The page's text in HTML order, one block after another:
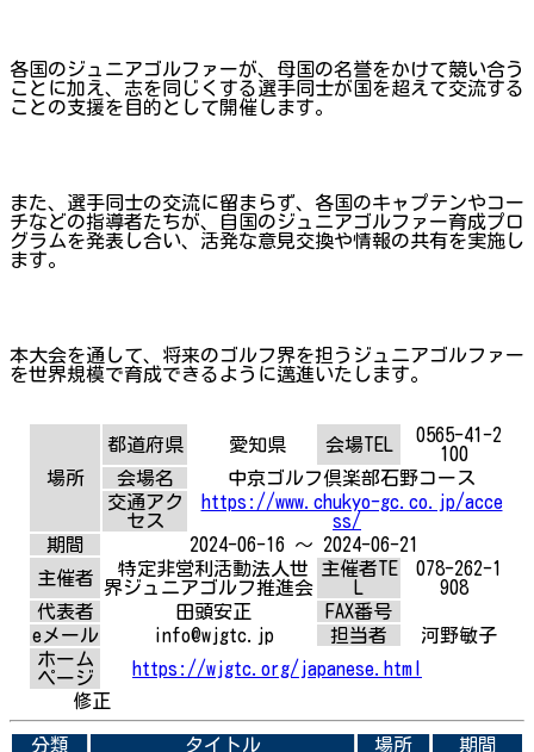
各国のジュニアゴルファーが、母国の名誉をかけて競い合う
ことに加え、志を同じくする選手同士が国を超えて交流する
ことの支援を目的として開催します。
また、選手同士の交流に留まらず、各国のキャプテンやコー
チなどの指導者たちが、自国のジュニアゴルファー育成プロ
グラムを発表し合い、活発な意見交換や情報の共有を実施し
ます。
本大会を通して、将来のゴルフ界を担うジュニアゴルファー
を世界規模で育成できるように邁進いたします。
場所
都道府県 愛知県 会場TEL
0565-41-2
100
会場名
中京ゴルフ倶楽部石野コース
交通アク
セス
https://www.chukyo-gc.co.jp/acce
ss/
期間
2024-06-16 ～ 2024-06-21
主催者
特定非営利活動法人世
界ジュニアゴルフ推進会
主催者TE
078-262-1
908
代表者
田頭安正
FAX番号
eメール
info@wjgtc.jp 担当者
河野敏子
ホーム
ページ
https://wjgtc.org/japanese.html
修正
分類 タイトル 場所 期間